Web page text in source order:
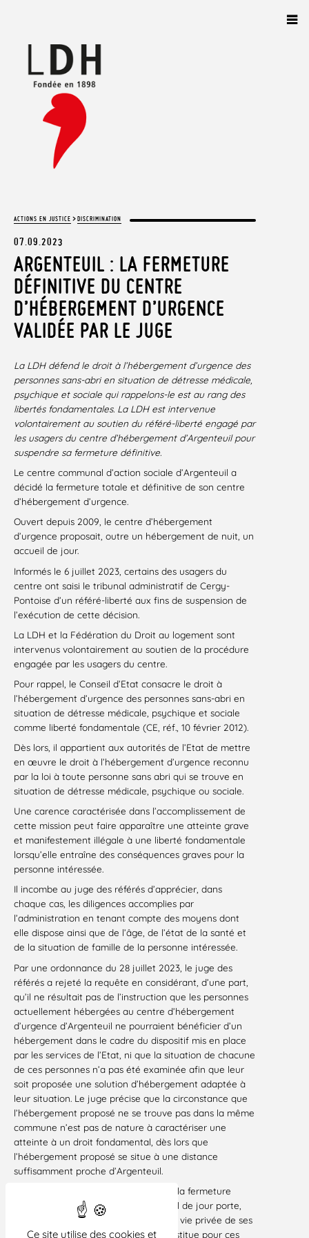
Ce site utilise des cookies et
ACTIONS EN JUSTICE >DISCRIMINATION
07.09.2023
ARGENTEUIL : LA FERMETURE
DÉFINITIVE DU CENTRE
D’HÉBERGEMENT D’URGENCE
VALIDÉE PAR LE JUGE
La LDH défend le droit à l’hébergement d’urgence des
personnes sans-abri en situation de détresse médicale,
psychique et sociale qui rappelons-le est au rang des
libertés fondamentales. La LDH est intervenue
volontairement au soutien du référé-liberté engagé par
les usagers du centre d’hébergement d’Argenteuil pour
suspendre sa fermeture définitive.
Le centre communal d’action sociale d’Argenteuil a
décidé la fermeture totale et définitive de son centre
d’hébergement d’urgence.
Ouvert depuis 2009, le centre d’hébergement
d’urgence proposait, outre un hébergement de nuit, un
accueil de jour.
Informés le 6 juillet 2023, certains des usagers du
centre ont saisi le tribunal administratif de Cergy-
Pontoise d’un référé-liberté aux fins de suspension de
l’exécution de cette décision.
La LDH et la Fédération du Droit au logement sont
intervenus volontairement au soutien de la procédure
engagée par les usagers du centre.
Pour rappel, le Conseil d’Etat consacre le droit à
l’hébergement d’urgence des personnes sans-abri en
situation de détresse médicale, psychique et sociale
comme liberté fondamentale (CE, réf., 10 février 2012).
Dès lors, il appartient aux autorités de l’Etat de mettre
en œuvre le droit à l’hébergement d’urgence reconnu
par la loi à toute personne sans abri qui se trouve en
situation de détresse médicale, psychique ou sociale.
Une carence caractérisée dans l’accomplissement de
cette mission peut faire apparaître une atteinte grave
et manifestement illégale à une liberté fondamentale
lorsqu’elle entraîne des conséquences graves pour la
personne intéressée.
Il incombe au juge des référés d’apprécier, dans
chaque cas, les diligences accomplies par
l’administration en tenant compte des moyens dont
elle dispose ainsi que de l’âge, de l’état de la santé et
de la situation de famille de la personne intéressée.
Par une ordonnance du 28 juillet 2023, le juge des
référés a rejeté la requête en considérant, d’une part,
qu’il ne résultait pas de l’instruction que les personnes
actuellement hébergées au centre d’hébergement
d’urgence d’Argenteuil ne pourraient bénéficier d’un
hébergement dans le cadre du dispositif mis en place
par les services de l’Etat, ni que la situation de chacune
de ces personnes n’a pas été examinée afin que leur
soit proposée une solution d’hébergement adaptée à
leur situation. Le juge précise que la circonstance que
l’hébergement proposé ne se trouve pas dans la même
commune n’est pas de nature à caractériser une
atteinte à un droit fondamental, dès lors que
l’hébergement proposé se situe à une distance
suffisamment proche d’Argenteuil.
D’autre part, si le juge considère que la fermeture
totale et définitive du centre d’accueil de jour porte,
une atteinte au droit au respect de la vie privée de ses
usagers, en ce que notamment il constitue pour ces